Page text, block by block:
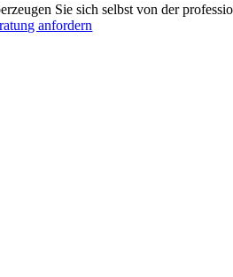
Sie sich selbst von der
anfordern